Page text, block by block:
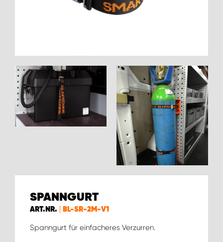
SPANNGURT
ART.NR. BL-SR-2M-V1
Spanngurt für einfacheres Verzurren.
WORK SYSTEM WORK SYSTEM BRÜGGE